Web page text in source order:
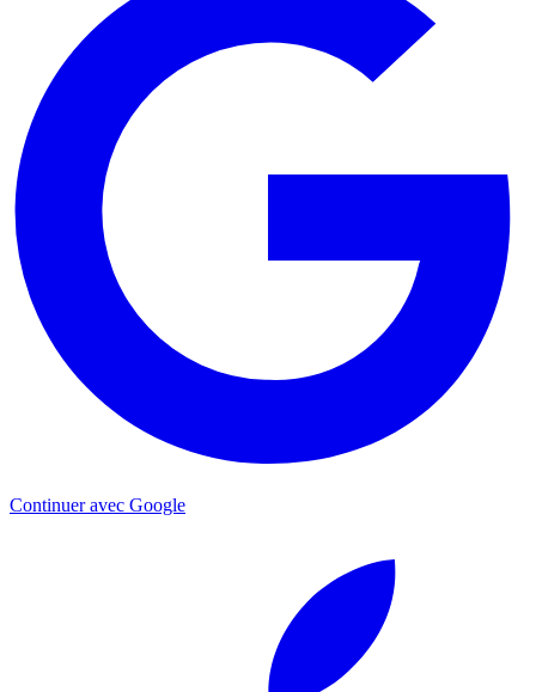
Continuer avec Google